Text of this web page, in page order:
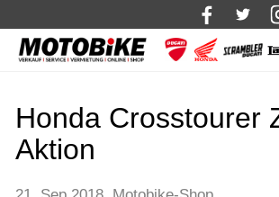
Shop 🛒
Bikes
Honda Crosstourer
Aktion